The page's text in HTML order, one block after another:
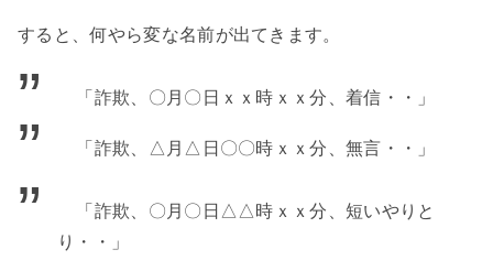
すると、何やら変な名前が出てきます。
「詐欺、〇月〇日ｘｘ時ｘｘ分、着信・・」
「詐欺、△月△日〇〇時ｘｘ分、無言・・」
「詐欺、〇月〇日△△時ｘｘ分、短いやりと
り・・」